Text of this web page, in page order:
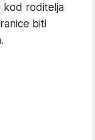
kod roditelja
biti